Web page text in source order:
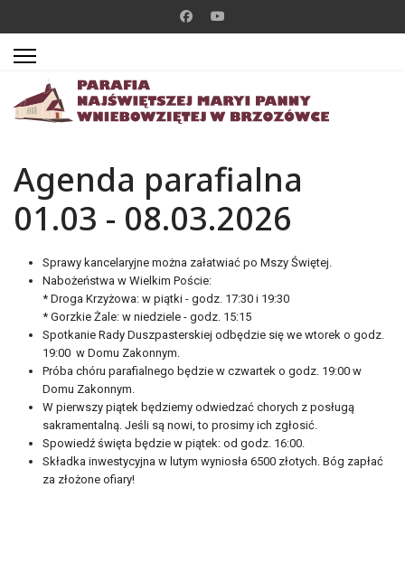
Agenda parafialna
01.03 - 08.03.2026
Sprawy kancelaryjne można załatwiać po Mszy Świętej.
Nabożeństwa w Wielkim Poście:
* Droga Krzyżowa: w piątki - godz. 17:30 i 19:30
* Gorzkie Żale: w niedziele - godz. 15:15
Spotkanie Rady Duszpasterskiej odbędzie się we wtorek o godz.
19:00 w Domu Zakonnym.
Próba chóru parafialnego będzie w czwartek o godz. 19:00 w
Domu Zakonnym.
W pierwszy piątek będziemy odwiedzać chorych z posługą
sakramentalną. Jeśli są nowi, to prosimy ich zgłosić.
Spowiedź święta będzie w piątek: od godz. 16:00.
Składka inwestycyjna w lutym wyniosła 6500 złotych. Bóg zapłać
za złożone ofiary!